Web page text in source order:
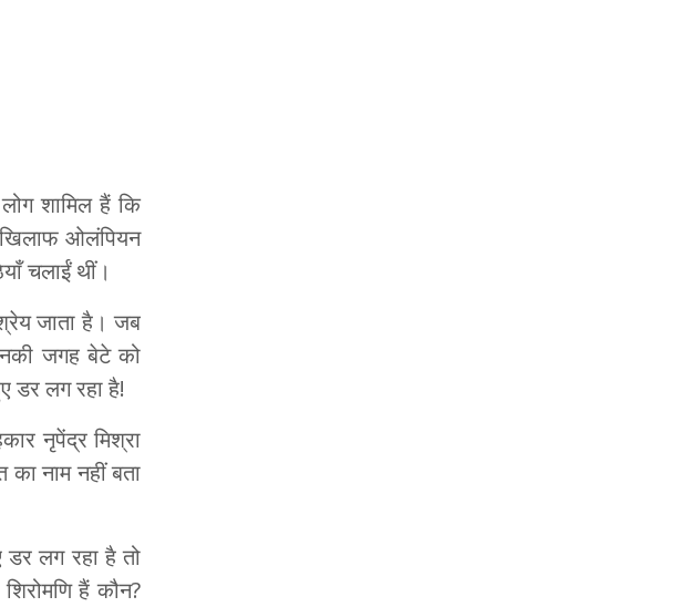
शामिल हैं कि
ओलंपियन
चलाईं थीं।
जाता है। जब
जगह बेटे को
डर लग रहा है!
नृपेंद्र मिश्रा
नाम नहीं बता
लग रहा है तो
हैं कौन?